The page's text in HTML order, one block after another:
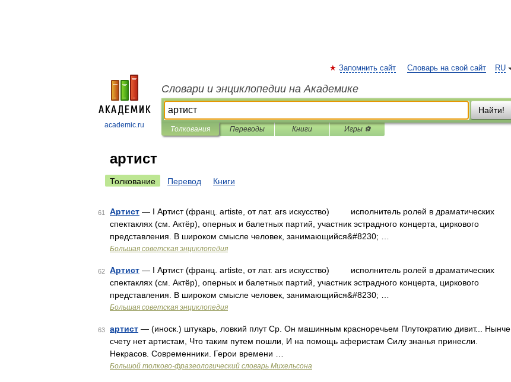
academic.ru
RU
Запомнить сайт Словарь на свой сайт
Словари и энциклопедии на Академике
Найти!
Толкования Переводы Книги Игры ⚽
артист
Толкование Перевод Книги
61 Артист — I Артист (франц. artiste, от лат. ars искусство) исполнитель ролей в драматических
спектаклях (см. Актёр), оперных и балетных партий, участник эстрадного концерта, циркового
представления. В широком смысле человек, занимающийся&#8230; …
Большая советская энциклопедия
62 Артист — I Артист (франц. artiste, от лат. ars искусство) исполнитель ролей в драматических
спектаклях (см. Актёр), оперных и балетных партий, участник эстрадного концерта, циркового
представления. В широком смысле человек, занимающийся&#8230; …
Большая советская энциклопедия
63 артист — (иноск.) штукарь, ловкий плут Ср. Он машинным красноречьем Плутократию дивит... Нынче
счету нет артистам, Что таким путем пошли, И на помощь аферистам Силу знанья принесли.
Некрасов. Современники. Герои времени …
Большой толково-фразеологический словарь Михельсона